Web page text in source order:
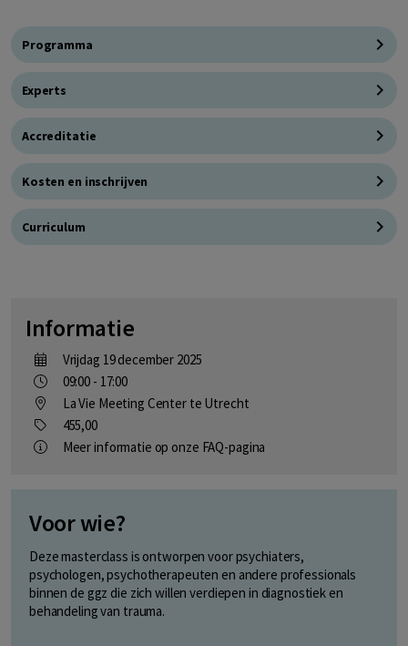
Programma
Experts
Accreditatie
Kosten en inschrijven
Curriculum
Informatie
vrijdag 19 december 2025
09:00 - 17:00
La Vie Meeting Center te Utrecht
455,00
Meer informatie op onze FAQ-pagina
Voor wie?
Deze masterclass is ontworpen voor psychiaters,
psychologen, psychotherapeuten en andere professionals
binnen de ggz die zich willen verdiepen in diagnostiek en
behandeling van trauma.